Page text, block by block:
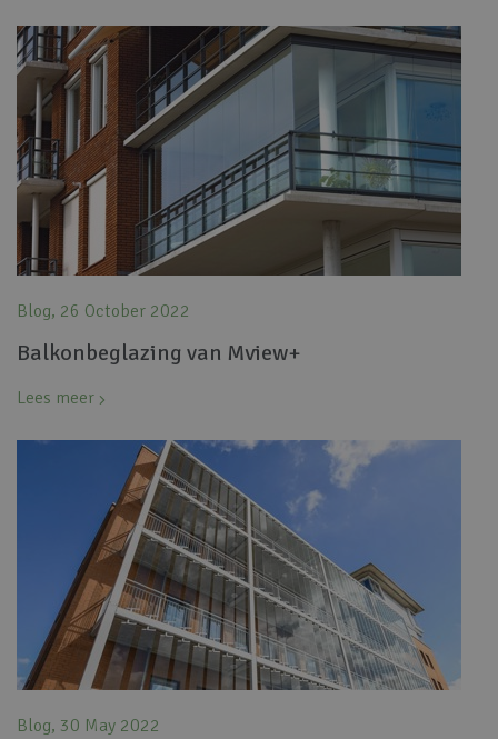
Blog, 26 October 2022
Balkonbeglazing van Mview+
Lees meer
Blog, 30 May 2022